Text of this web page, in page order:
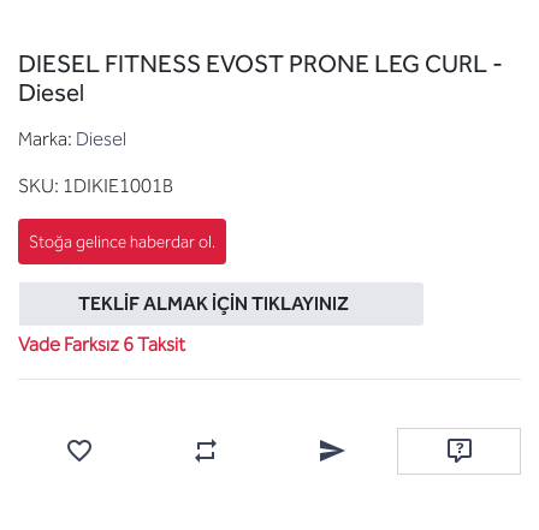
DIESEL FITNESS EVOST PRONE LEG CURL -
Diesel
Marka: Diesel
SKU: 1DIKIE1001B
TEKLIF ALMAK İÇIN TIKLAYINIZ
Vade Farksız 6 Taksit
Karşılaştırma listesine ekleArkadaşına e-posta ile
Soru sor